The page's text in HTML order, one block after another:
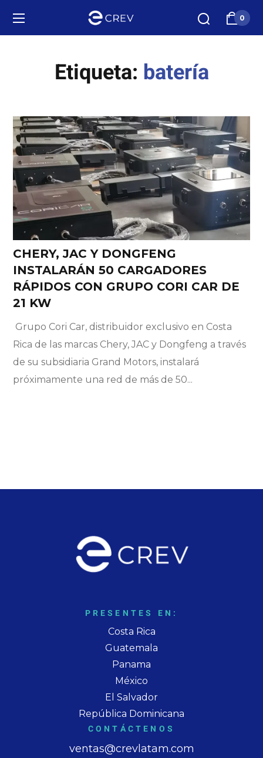
0
Etiqueta: batería
CHERY, JAC Y DONGFENG
INSTALARÁN 50 CARGADORES
RÁPIDOS CON GRUPO CORI CAR DE
21 KW
Grupo Cori Car, distribuidor exclusivo en Costa
Rica de las marcas Chery, JAC y Dongfeng a través
de su subsidiaria Grand Motors, instalará
próximamente una red de más de 50...
PRESENTES EN:
Costa Rica
Guatemala
Panama
México
El Salvador
República Dominicana
CONTÁCTENOS
ventas@crevlatam.com